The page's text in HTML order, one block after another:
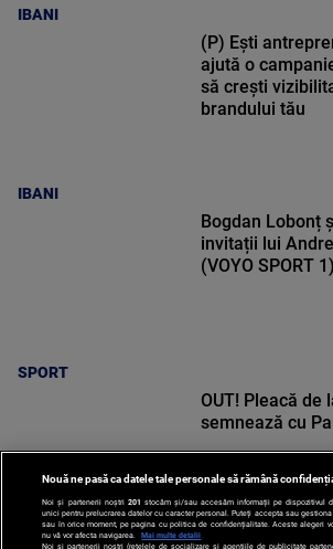
IBANI
IBANI
(P) Ești
ajută o
să crești
brandului tău
SPORT
Bogdan Lobonț
invitații lui
(VOYO SPORT 1)
OUT! Pleacă de
semnează cu
Nouă ne pasă ca datele tale personale să rămână
Noi și partenerii noștri 201 stocăm și/sau accesăm informații pe dispozitivul
unici pentru prelucrarea datelor cu caracter personal. Puteți accepta sau
sau în orice moment, pe pagina cu politica de confidențialitate. Aceste alegeri
nu vă vor afecta navigarea.
Mai multe detalii
Noi si partenerii nostri (retelele de socializare si agentiile de publicitate